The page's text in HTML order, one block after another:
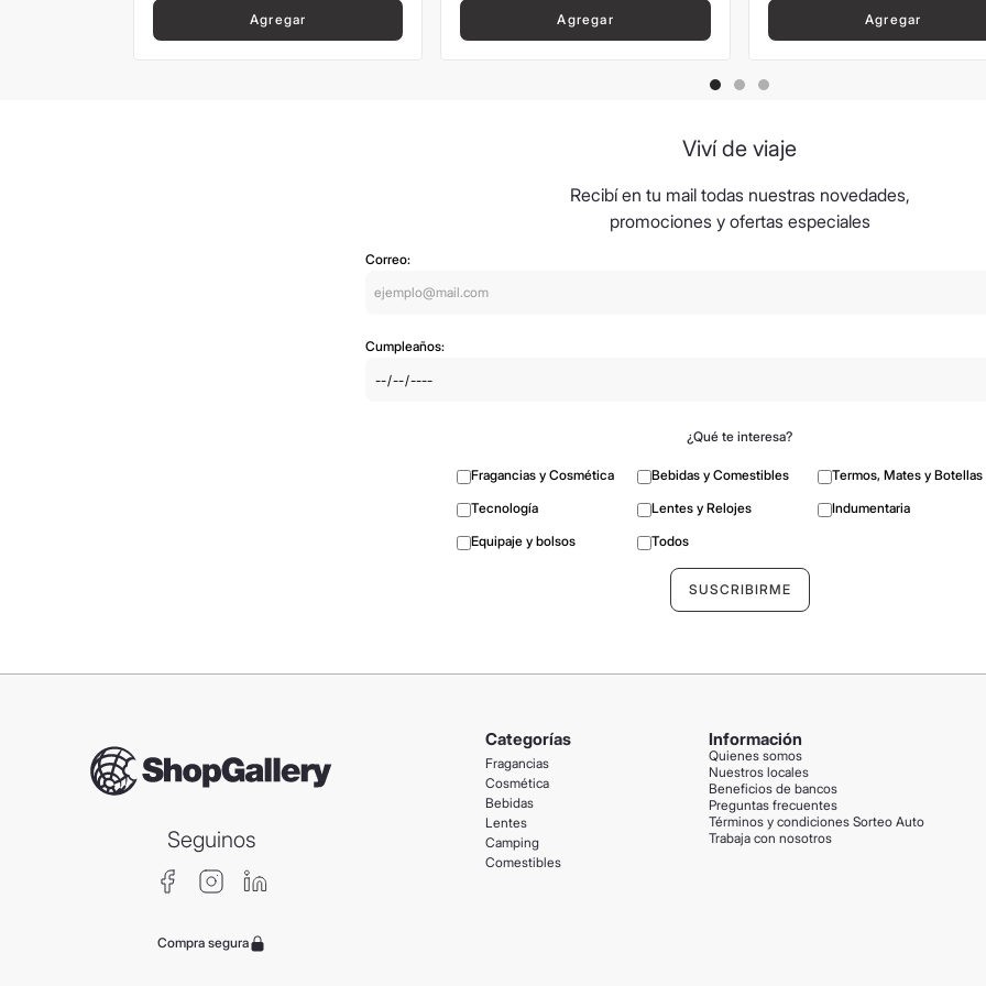
Agregar Agregar Agregar
Viví de viaje
Recibí en tu mail todas nuestras novedades,
promociones y ofertas especiales
Correo:
Cumpleaños:
¿Qué te interesa?
Fragancias y Cosmética Bebidas y Comestibles
Termos, Mates y Botellas
Tecnología
Lentes y Relojes
Indumentaria
Equipaje y bolsos
Todos
Seguinos
Compra segura
Categorías
Fragancias
Cosmética
Bebidas
Lentes
Camping
Comestibles
Información
Quienes somos
Nuestros locales
Beneficios de bancos
Preguntas frecuentes
Términos y condiciones Sorteo Auto
Trabaja con nosotros